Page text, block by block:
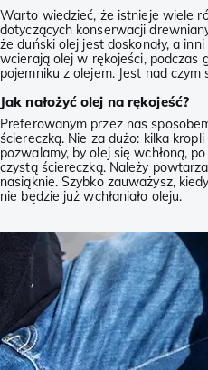
Warto wiedzieć, że istnieje wiele
dotyczących konserwacji
że duński olej jest doskonały, a
wcierają olej w rękojeści, podczas
pojemniku z olejem. Jest nad czym
Jak nałożyć olej na rękojeść?
Preferowanym przez nas
ściereczką. Nie za dużo: kilka
pozwalamy, by olej się wchłoną,
czystą ściereczką. Należy
nasiąknie. Szybko zauważysz,
nie będzie już wchłaniało oleju.